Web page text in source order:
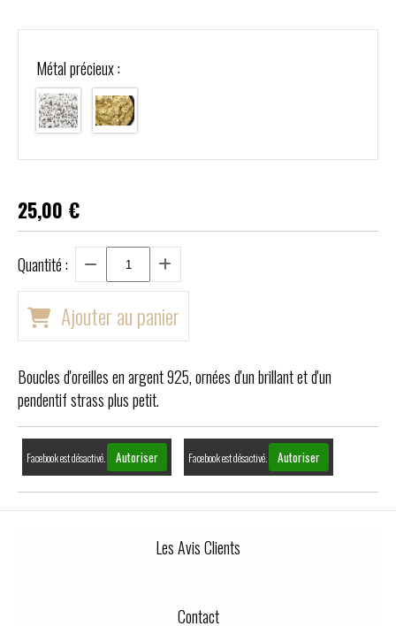
Métal précieux :
25,00 €
Quantité :
Ajouter au panier
Boucles d'oreilles en argent 925, ornées d'un brillant et d'un
pendentif strass plus petit.
Facebook est désactivé. Autoriser Facebook est désactivé. Autoriser
Les Avis Clients
Contact